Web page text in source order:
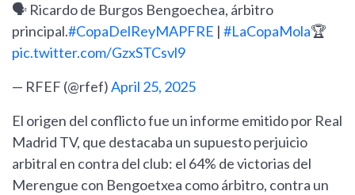
🗣️ Ricardo de Burgos Bengoechea, árbitro
principal.#CopaDelReyMAPFRE | #LaCopaMola🏆
pic.twitter.com/GzxSTCsvl9
— RFEF (@rfef)April 25, 2025
El origen del conflicto fue un informe emitido por Real
Madrid TV, que destacaba un supuesto perjuicio
arbitral en contra del club: el 64% de victorias del
Merengue con Bengoetxea como árbitro, contra un